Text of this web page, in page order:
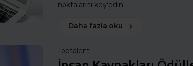
noktalarını keşfedin.
Daha fazla oku
Toptalent